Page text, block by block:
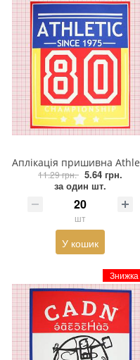
Аплікація пришивна Athleyic 80, 29,5*23,5см білий текст, червоно-синьо-жовтий фон, червона рамка, шт
11.29 грн. 5.64 грн.
за один шт.
шт
У кошик
Знижка